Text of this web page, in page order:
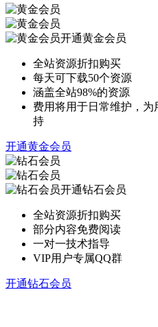
开通黄金会员
全站资源折扣购买
每天可下载50个资源
涵盖全站98%的资源
费用将用于日常维护，
持
开通黄金会员
开通钻石会员
全站资源折扣购买
部分内容免费阅读
一对一技术指导
VIP用户专属QQ群
开通钻石会员